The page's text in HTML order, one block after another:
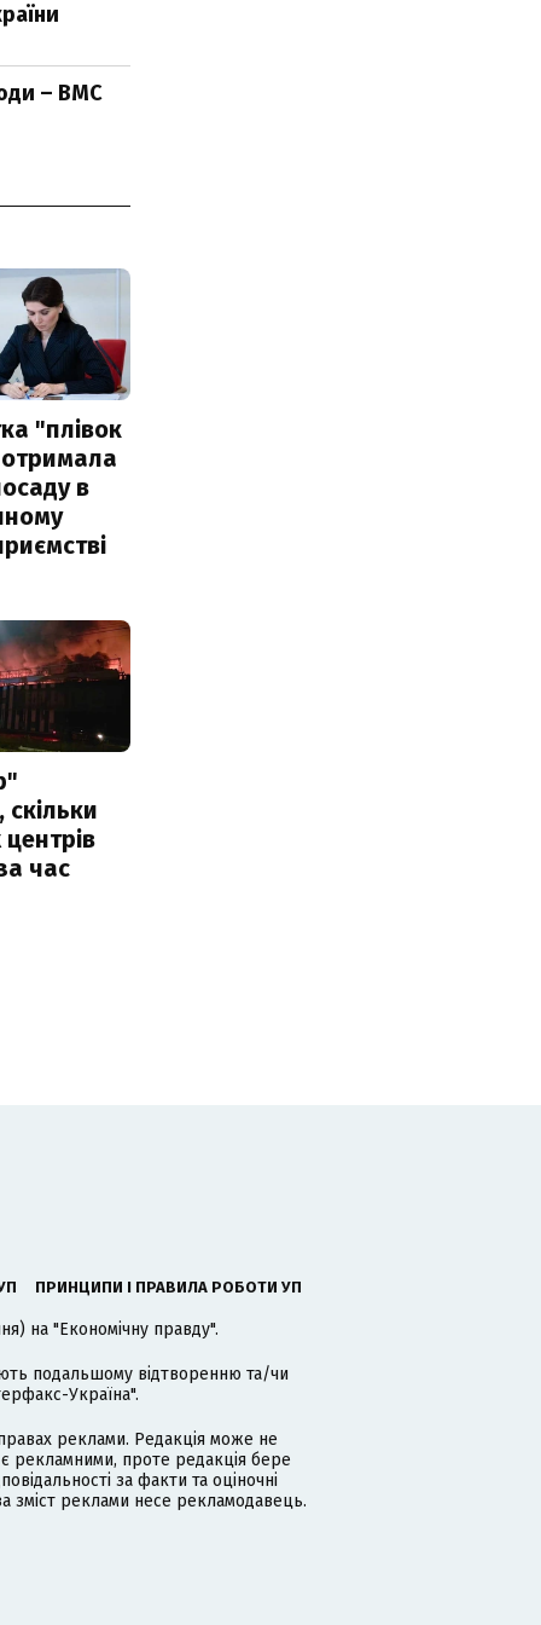
– ВМС
"плівок
в
скільки
час
ПРИНЦИПИ І ПРАВИЛА РОБОТИ УП
на "Економічну правду".
подальшому відтворенню та/чи
Україна".
реклами. Редакція може не
рекламними, проте редакція бере
за факти та оціночні
зміст реклами несе рекламодавець.